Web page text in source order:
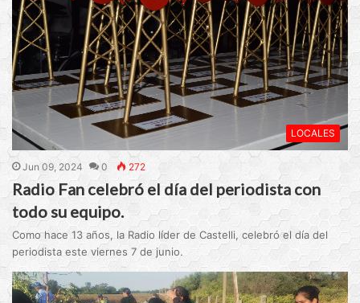
LOCALES
Jun 09, 2024 0 272
Radio Fan celebró el día del periodista con
todo su equipo.
Como hace 13 años, la Radio líder de Castelli, celebró el día del
periodista este viernes 7 de junio.